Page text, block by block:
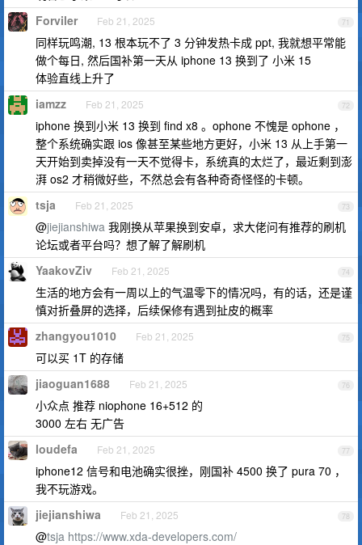
71
Forviler Feb 21, 2025
同样玩鸣潮, 13 根本玩不了 3 分钟发热卡成 ppt, 我就想平常能
做个每日, 然后国补第一天从 iphone 13 换到了 小米 15
体验直线上升了
72
iamzz Feb 21, 2025
iphone 换到小米 13 换到 find x8 。ophone 不愧是 ophone ，
整个系统确实跟 ios 像甚至某些地方更好，小米 13 从上手第一
天开始到卖掉没有一天不觉得卡，系统真的太烂了，最近剩到澎
湃 os2 才稍微好些，不然总会有各种奇奇怪怪的卡顿。
73
tsja Feb 21, 2025
@jiejianshiwa 我刚换从苹果换到安卓，求大佬问有推荐的刷机
论坛或者平台吗？想了解了解刷机
74
YaakovZiv Feb 21, 2025
生活的地方会有一周以上的气温零下的情况吗，有的话，还是谨
慎对折叠屏的选择，后续保修有遇到扯皮的概率
75
zhangyou1010 Feb 21, 2025
可以买 1T 的存储
76
jiaoguan1688 Feb 21, 2025
小众点 推荐 niophone 16+512 的
3000 左右 无广告
77
loudefa Feb 21, 2025
iphone12 信号和电池确实很挫，刚国补 4500 换了 pura 70 ，
我不玩游戏。
78
jiejianshiwa Feb 21, 2025
@tsja https://www.xda-developers.com/